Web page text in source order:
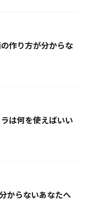
作り方が分からな
は何を使えばいい
からないあなたへ